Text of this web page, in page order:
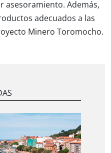
asesoramiento. Además,
adecuados a las
Minero Toromocho.